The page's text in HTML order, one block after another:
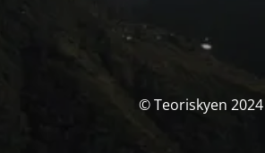
© Teoriskyen 2024